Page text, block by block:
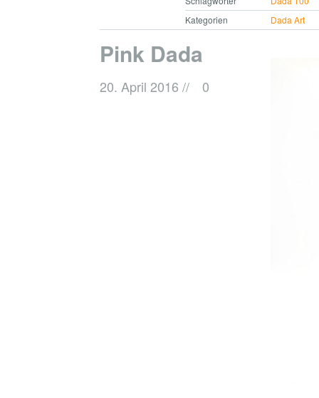
Kategorien
Dada Art
Pink Dada
20. April 2016 // 0